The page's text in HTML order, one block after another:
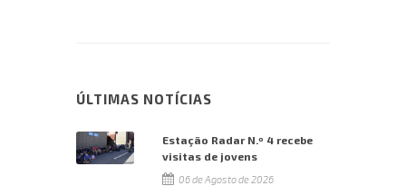
ÚLTIMAS NOTÍCIAS
Estação Radar N.º 4 recebe
visitas de jovens
06 de Agosto de 2026